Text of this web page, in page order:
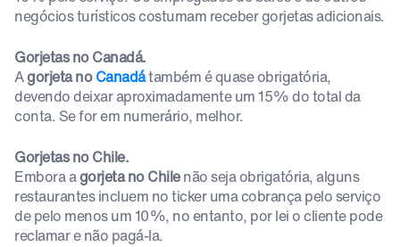
negócios turísticos costumam receber gorjetas adicionais.
Gorjetas no Canadá.
Agorjeta noCanadátambém é quase obrigatória,
devendo deixar aproximadamente um 15% do total da
conta. Se for em numerário, melhor.
Gorjetas no Chile.
Embora agorjeta no Chilenão seja obrigatória, alguns
restaurantes incluem no ticker uma cobrança pelo serviço
de pelo menos um 10%, no entanto, por lei o cliente pode
reclamar e não pagá-la.